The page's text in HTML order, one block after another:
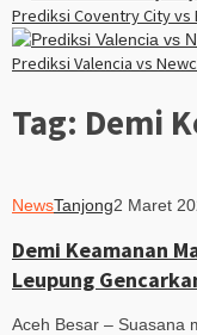
Prediksi Coventry City vs
Prediksi Valencia vs
Tag: Demi
NewsTanjong2 Maret
Demi Keamanan
Leupung
Aceh Besar – Suasana